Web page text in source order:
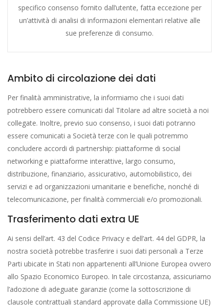
specifico consenso fornito dall’utente, fatta eccezione per
un’attività di analisi di informazioni elementari relative alle
sue preferenze di consumo.
Ambito di circolazione dei dati
Per finalità amministrative, la informiamo che i suoi dati
potrebbero essere comunicati dal Titolare ad altre società a noi
collegate. Inoltre, previo suo consenso, i suoi dati potranno
essere comunicati a Società terze con le quali potremmo
concludere accordi di partnership: piattaforme di social
networking e piattaforme interattive, largo consumo,
distribuzione, finanziario, assicurativo, automobilistico, dei
servizi e ad organizzazioni umanitarie e benefiche, nonché di
telecomunicazione, per finalità commerciali e/o promozionali.
Trasferimento dati extra UE
Ai sensi dell’art. 43 del Codice Privacy e dell’art. 44 del GDPR, la
nostra società potrebbe trasferire i suoi dati personali a Terze
Parti ubicate in Stati non appartenenti all’Unione Europea ovvero
allo Spazio Economico Europeo. In tale circostanza, assicuriamo
l’adozione di adeguate garanzie (come la sottoscrizione di
clausole contrattuali standard approvate dalla Commissione UE)